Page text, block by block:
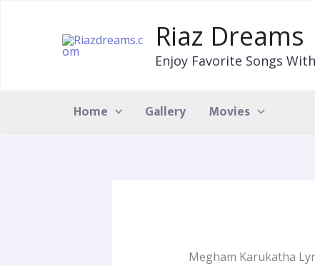
Riaz Dreams
Enjoy Favorite Songs
Home Gallery Movies
Megham Karukatha